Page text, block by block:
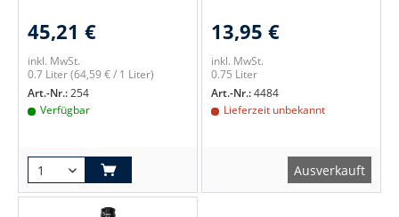
45,21 €
inkl. MwSt.
0.7 Liter(64,59 € / 1 Liter)
Art.-Nr.:254
Verfügbar
13,95 €
inkl. MwSt.
0.75 Liter
Art.-Nr.:4484
Lieferzeit unbekannt
Ausverkauft